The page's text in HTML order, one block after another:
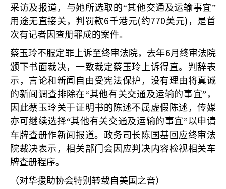
采访及报道，与她所选取的“其他交通及运输事宜”
用途无直接关，判罚款6千港元(约770美元) ，是首
次有记者因查册罪成的案件。
蔡玉玲不服定罪上诉至终审法院，去年6月终审法院
颁下书面裁决，一致裁定蔡玉玲上诉得直。判辞表
示，言论和新闻自由受宪法保护，没有理由将真诚
的新闻调查排除在“其他有关交通及运输的事宜”，
因此蔡玉玲关于证明书的陈述不属虚假陈述，传媒
亦可继续选择“其他有关交通及运输的事宜”以申请
车牌查册作新闻报道。政务司长陈国基回应终审法
院裁决表示，相关部门会因应判决内容检视相关车
牌查册程序。
（对华援助协会特别转载自美国之音）